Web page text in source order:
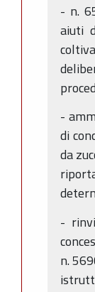
- n.
aiuti
-
di
da
-
n.